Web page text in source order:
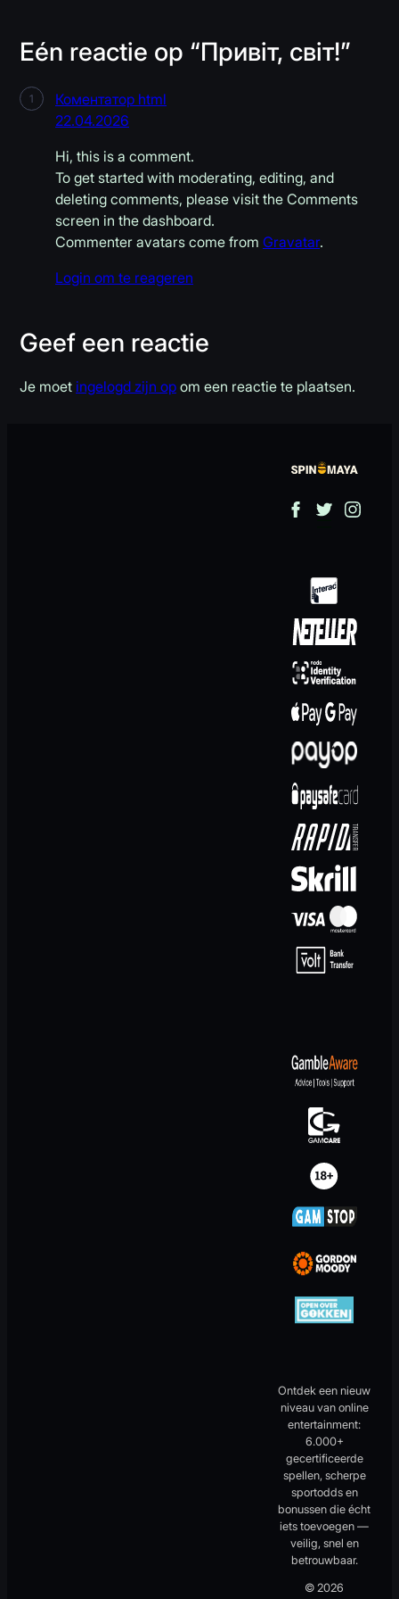
Eén reactie op “Привіт, світ!”
Коментатор html
22.04.2026
Hi, this is a comment.
To get started with moderating, editing, and
deleting comments, please visit the Comments
screen in the dashboard.
Commenter avatars come from Gravatar.
Login om te reageren
Geef een reactie
Je moet ingelogd zijn op om een reactie te plaatsen.
Ontdek een nieuw
niveau van online
entertainment:
6.000+
gecertificeerde
spellen, scherpe
sportodds en
bonussen die écht
iets toevoegen —
veilig, snel en
betrouwbaar.
© 2026